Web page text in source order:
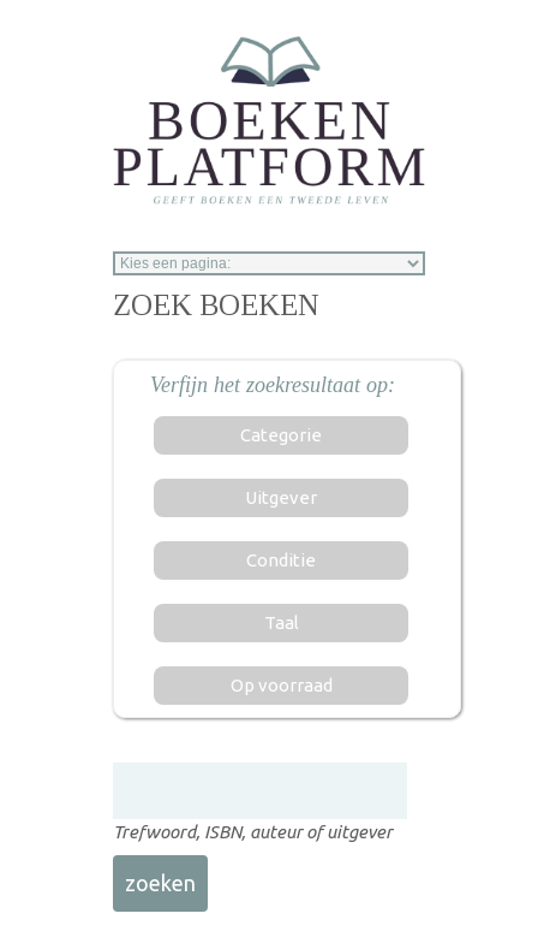
ZOEK BOEKEN
Categorie
Uitgever
Conditie
Taal
Op voorraad
Trefwoord, ISBN, auteur of uitgever